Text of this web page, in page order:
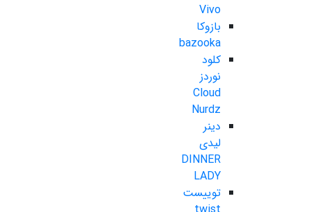
Vivo
بازوکا
bazooka
کلود
نوردز
Cloud
Nurdz
دینر
لیدی
DINNER
LADY
توییست